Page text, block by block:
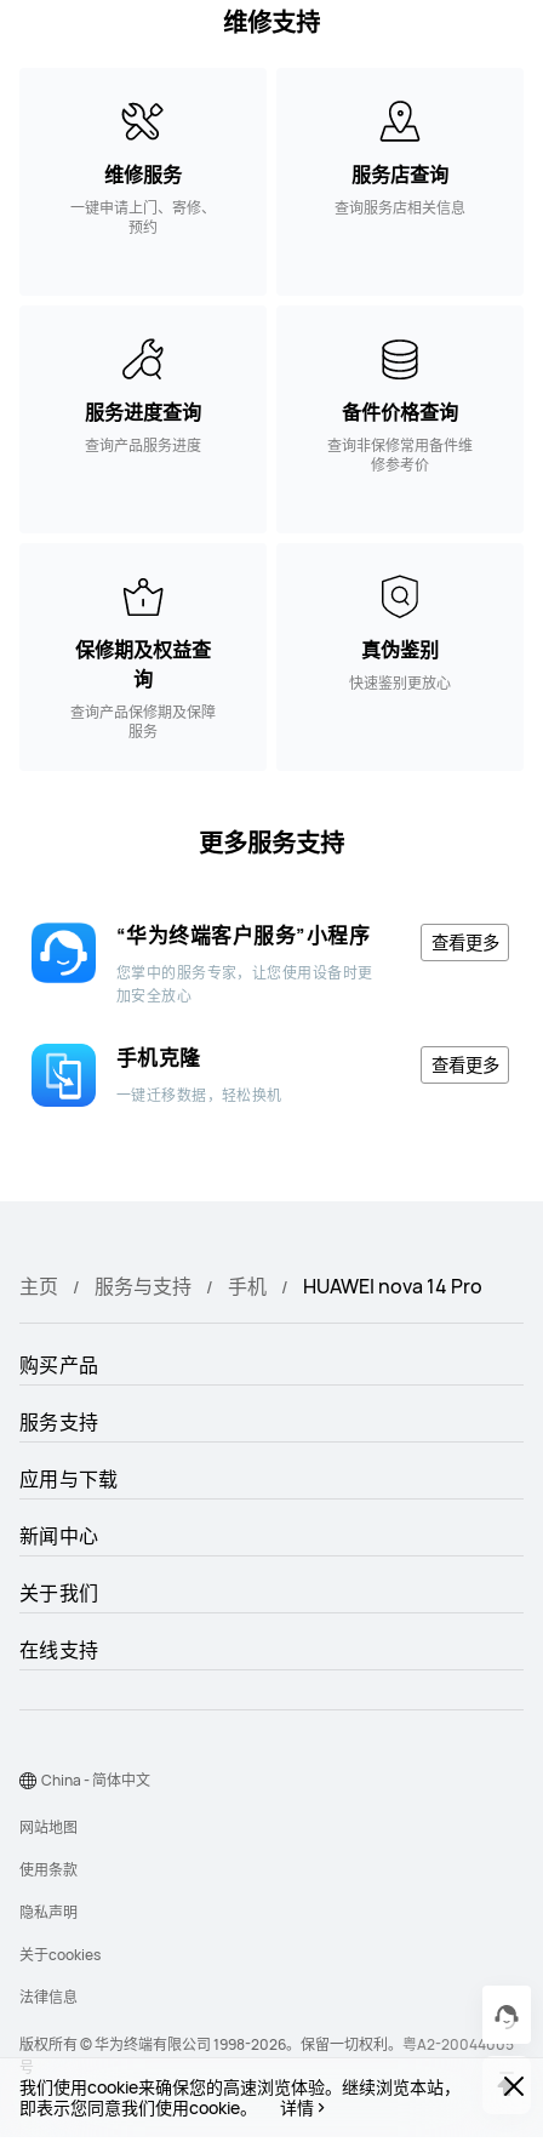
我们使用cookie来确保您的高速浏览体验。继续浏览本站，
即表示您同意我们使用cookie。
详情
维修支持
维修服务
一键申请上门、寄修、
预约
服务店查询
查询服务店相关信息
服务进度查询
查询产品服务进度
备件价格查询
查询非保修常用备件维
修参考价
保修期及权益查
询
查询产品保修期及保障
服务
真伪鉴别
快速鉴别更放心
更多服务支持
“华为终端客户服务”小程序
您掌中的服务专家，让您使用设备时更
加安全放心
查看更多
手机克隆
一键迁移数据，轻松换机
查看更多
主页 服务与支持 手机 HUAWEI nova 14 Pro
购买产品
服务支持
应用与下载
新闻中心
关于我们
在线支持
版权所有 © 华为终端有限公司 1998-2026。保留一切权利。 粤A2-20044005
号
网站地图
使用条款
隐私声明
关于cookies
法律信息
China - 简体中文